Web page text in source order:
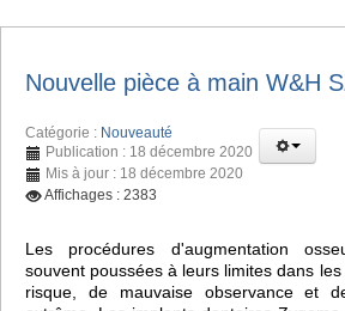
Nouvelle pièce à main W&H
Catégorie : Nouveauté
Publication : 18 décembre 2020
Mis à jour : 18 décembre 2020
Affichages : 2383
Les procédures d'augmentation
souvent poussées à leurs limites dans
risque, de mauvaise observance et